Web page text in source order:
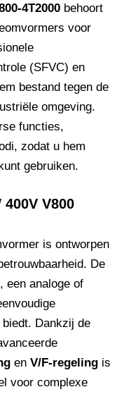
4T2000 behoort
voor
(SFVC) en
bestand tegen de
omgeving.
functies,
zodat u hem
gebruiken.
V800
is ontworpen
De
een analoge of
Dankzij de
en V/F-regeling is
voor complexe